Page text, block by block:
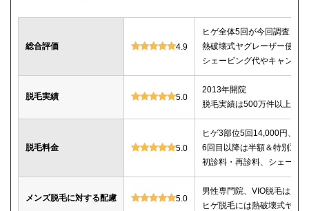
総合評価 4.9
ヒゲ全体5回が今回調査し
熱破壊式ヤグレーザー使用
シェービング代やキャンセ
脱毛実績 5.0
2013年開院
脱毛実績は500万件以上
脱毛料金 5.0
ヒゲ3部位5回14,000円、ヒ
6回目以降は半額＆特別返
初診料・再診料、シェービ
メンズ脱毛に対する配慮 5.0
男性専門院、VIO脱毛は必
ヒゲ脱毛には熱破壊式ヤグ